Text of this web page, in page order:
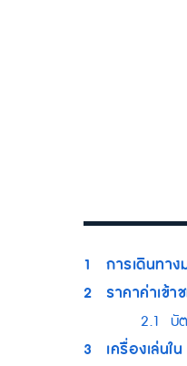
1
การเดินทาง
2
ราคาค่าเข้า
2.1 บั
3 เครื่องเล่นใ